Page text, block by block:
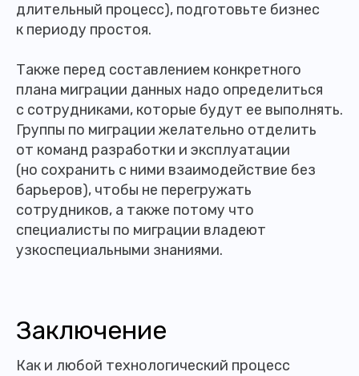
длительный процесс), подготовьте бизнес
к периоду простоя.
Также перед составлением конкретного
плана миграции данных надо определиться
с сотрудниками, которые будут ее выполнять.
Группы по миграции желательно отделить
от команд разработки и эксплуатации
(но сохранить с ними взаимодействие без
барьеров), чтобы не перегружать
сотрудников, а также потому что
специалисты по миграции владеют
узкоспециальными знаниями.
Заключение
Как и любой технологический процесс